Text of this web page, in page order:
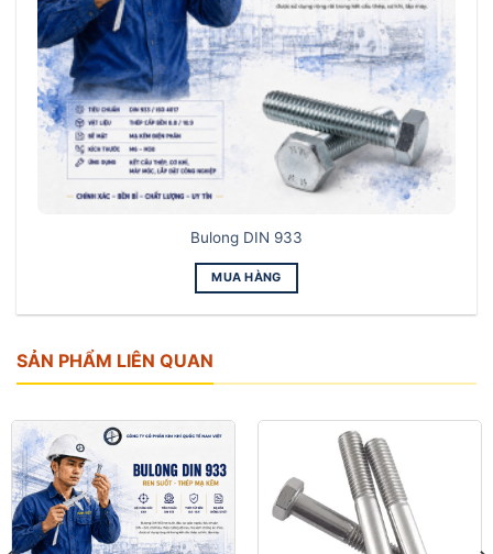
Bulong DIN 933
MUA HÀNG
SẢN PHẨM LIÊN QUAN